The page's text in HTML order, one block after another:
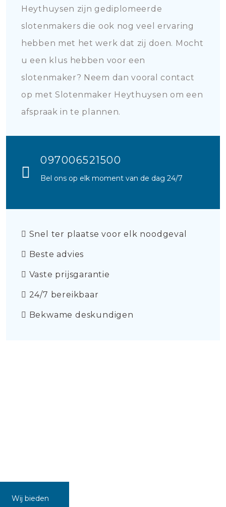
Heythuysen zijn gediplomeerde
slotenmakers die ook nog veel ervaring
hebben met het werk dat zij doen. Mocht
u een klus hebben voor een
slotenmaker? Neem dan vooral contact
op met Slotenmaker Heythuysen om een
afspraak in te plannen.
097006521500
Bel ons op elk moment van de dag 24/7
Snel ter plaatse voor elk noodgeval
Beste advies
Vaste prijsgarantie
24/7 bereikbaar
Bekwame deskundigen
Wij bieden